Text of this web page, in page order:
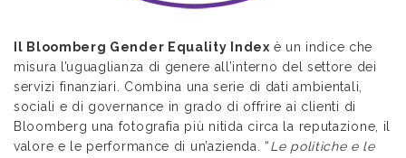
Il Bloomberg Gender Equality Index è un indice che
misura l’uguaglianza di genere all’interno del settore dei
servizi finanziari. Combina una serie di dati ambientali,
sociali e di governance in grado di offrire ai clienti di
Bloomberg una fotografia più nitida circa la reputazione, il
valore e le performance di un’azienda. “Le politiche e le